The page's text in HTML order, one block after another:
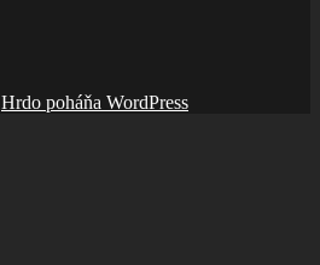
Hrdo poháňa WordPress